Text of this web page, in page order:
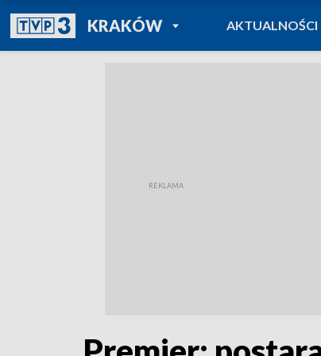
KRAKÓWPOWRÓT DO
TVP REGIONY
AKTUALNOŚCI